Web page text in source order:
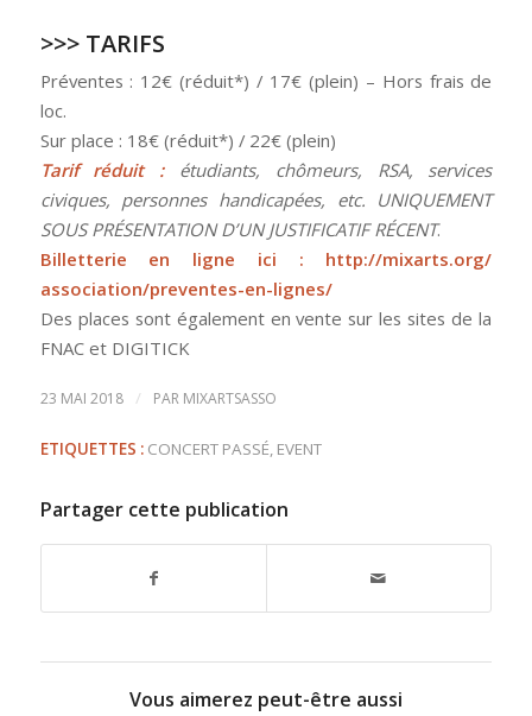
>>> TARIFS
Préventes : 12€ (réduit*) / 17€ (plein) – Hors frais de
loc.
Sur place : 18€ (réduit*) / 22€ (plein)
Tarif réduit :étudiants, chômeurs, RSA, services
civiques, personnes handicapées, etc. UNIQUEMENT
SOUS PRÉSENTATION D’UN JUSTIFICATIF RÉCENT.
Billetterie en ligne ici : http://mixarts.org/
association/preventes-en-lignes/
Des places sont également en vente sur les sites de la
FNAC et DIGITICK
23 MAI 2018 / PAR MIXARTSASSO
ETIQUETTES : CONCERT PASSÉ, EVENT
Partager cette publication
Vous aimerez peut-être aussi